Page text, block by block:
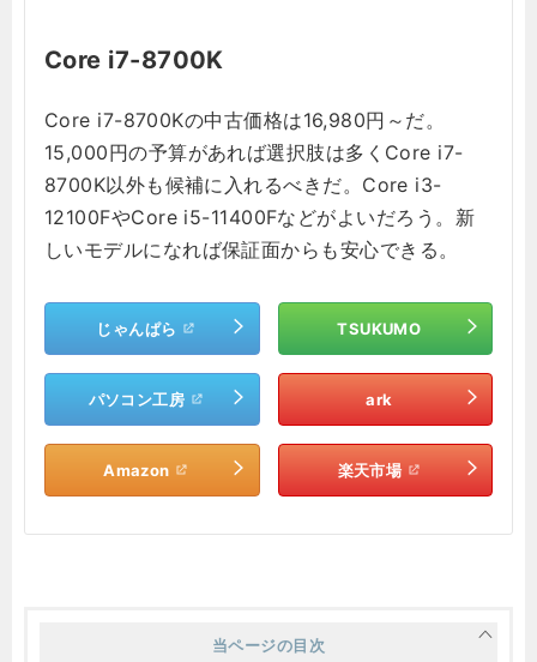
Core i7-8700K
Core i7-8700Kの中古価格は16,980円～だ。
15,000円の予算があれば選択肢は多くCore i7-
8700K以外も候補に入れるべきだ。Core i3-
12100FやCore i5-11400Fなどがよいだろう。新
しいモデルになれば保証面からも安心できる。
じゃんぱら TSUKUMO
パソコン工房 ark
Amazon 楽天市場
当ページの目次